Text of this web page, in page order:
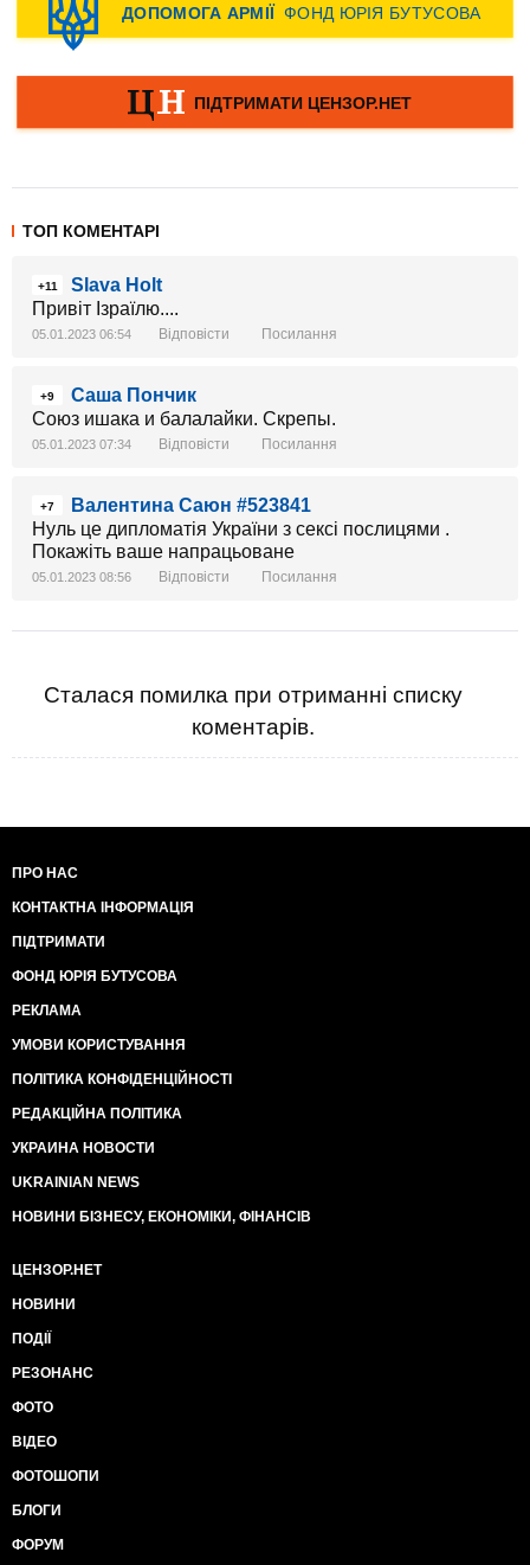
ТОП КОМЕНТАРІ
+11
Slava Holt
Привіт Ізраїлю....
05.01.2023 06:54 Відповісти Посилання
+9
Саша Пончик
Союз ишака и балалайки. Скрепы.
05.01.2023 07:34 Відповісти Посилання
+7
Валентина Саюн #523841
Нуль це дипломатія України з сексі послицями .
Покажіть ваше напрацьоване
05.01.2023 08:56 Відповісти Посилання
Сталася помилка при отриманні списку
коментарів.
ПРО НАС
КОНТАКТНА ІНФОРМАЦІЯ
ПІДТРИМАТИ
ФОНД ЮРІЯ БУТУСОВА
РЕКЛАМА
УМОВИ КОРИСТУВАННЯ
ПОЛІТИКА КОНФІДЕНЦІЙНОСТІ
РЕДАКЦІЙНА ПОЛІТИКА
УКРАИНА НОВОСТИ
UKRAINIAN NEWS
НОВИНИ БІЗНЕСУ, ЕКОНОМІКИ, ФІНАНСІВ
ЦЕНЗОР.НЕТ
НОВИНИ
ПОДІЇ
РЕЗОНАНС
ФОТО
ВІДЕО
ФОТОШОПИ
БЛОГИ
ФОРУМ